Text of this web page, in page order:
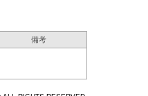
備考